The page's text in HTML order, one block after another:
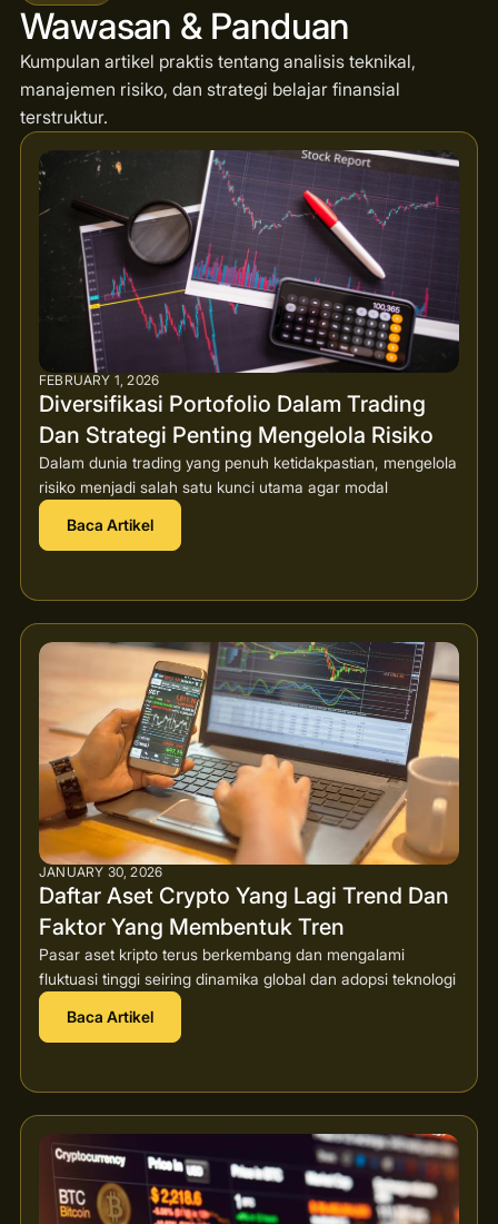
Wawasan & Panduan
Kumpulan artikel praktis tentang analisis teknikal,
manajemen risiko, dan strategi belajar finansial
terstruktur.
FEBRUARY 1, 2026
Diversifikasi Portofolio Dalam Trading
Dan Strategi Penting Mengelola Risiko
Dalam dunia trading yang penuh ketidakpastian, mengelola
risiko menjadi salah satu kunci utama agar modal
Baca Artikel
JANUARY 30, 2026
Daftar Aset Crypto Yang Lagi Trend Dan
Faktor Yang Membentuk Tren
Pasar aset kripto terus berkembang dan mengalami
fluktuasi tinggi seiring dinamika global dan adopsi teknologi
Baca Artikel